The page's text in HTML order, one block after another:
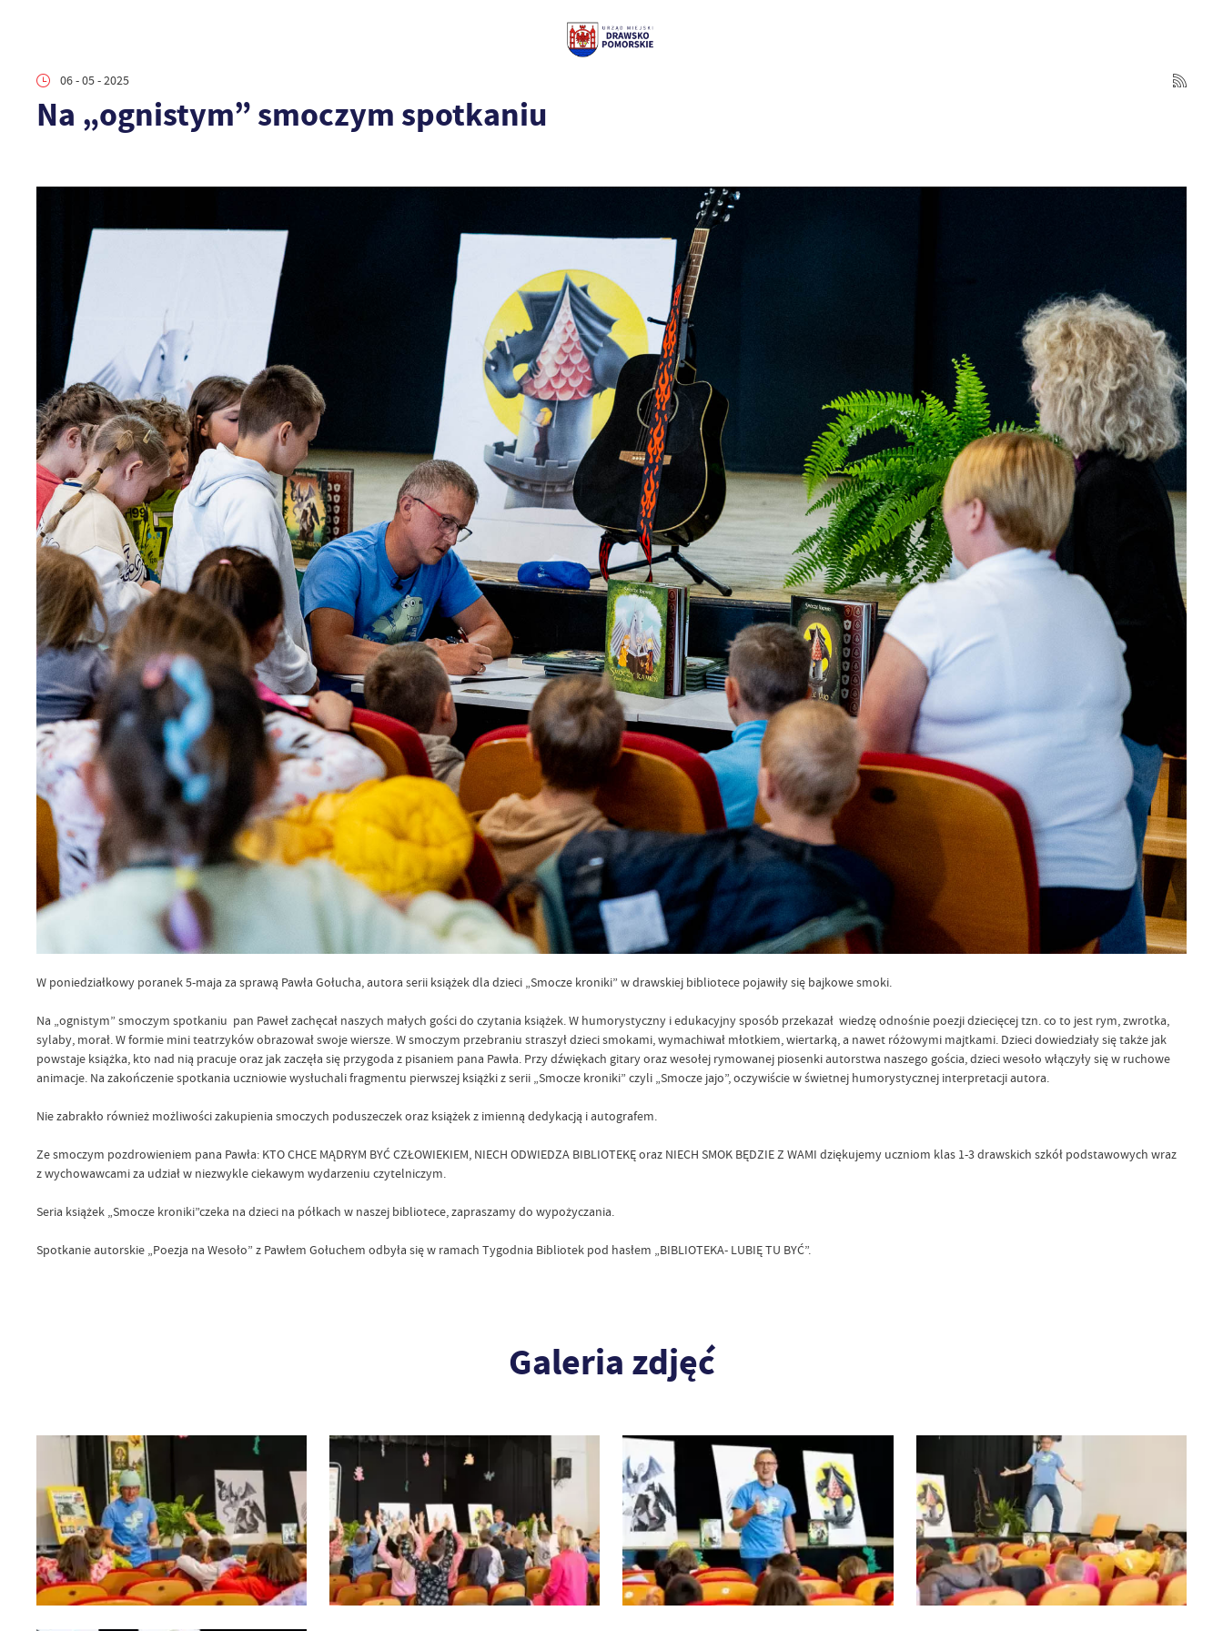
06 - 05 - 2025
Na „ognistym” smoczym spotkaniu
W poniedziałkowy poranek 5-maja za sprawą Pawła Gołucha, autora serii książek dla dzieci „Smocze kroniki” w drawskiej bibliotece pojawiły się bajkowe smoki.
Na „ognistym” smoczym spotkaniu pan Paweł zachęcał naszych małych gości do czytania książek. W humorystyczny i edukacyjny sposób przekazał wiedzę odnośnie poezji dziecięcej tzn. co to jest rym, zwrotka,
sylaby, morał. W formie mini teatrzyków obrazował swoje wiersze. W smoczym przebraniu straszył dzieci smokami, wymachiwał młotkiem, wiertarką, a nawet różowymi majtkami. Dzieci dowiedziały się także jak
powstaje książka, kto nad nią pracuje oraz jak zaczęła się przygoda z pisaniem pana Pawła. Przy dźwiękach gitary oraz wesołej rymowanej piosenki autorstwa naszego gościa, dzieci wesoło włączyły się w ruchowe
animacje. Na zakończenie spotkania uczniowie wysłuchali fragmentu pierwszej książki z serii „Smocze kroniki” czyli „Smocze jajo”, oczywiście w świetnej humorystycznej interpretacji autora.
Nie zabrakło również możliwości zakupienia smoczych poduszeczek oraz książek z imienną dedykacją i autografem.
Ze smoczym pozdrowieniem pana Pawła: KTO CHCE MĄDRYM BYĆ CZŁOWIEKIEM, NIECH ODWIEDZA BIBLIOTEKĘ oraz NIECH SMOK BĘDZIE Z WAMI dziękujemy uczniom klas 1-3 drawskich szkół podstawowych wraz
z wychowawcami za udział w niezwykle ciekawym wydarzeniu czytelniczym.
Seria książek „Smocze kroniki”czeka na dzieci na półkach w naszej bibliotece, zapraszamy do wypożyczania.
Spotkanie autorskie „Poezja na Wesoło” z Pawłem Gołuchem odbyła się w ramach Tygodnia Bibliotek pod hasłem „BIBLIOTEKA- LUBIĘ TU BYĆ”.
Galeria zdjęć